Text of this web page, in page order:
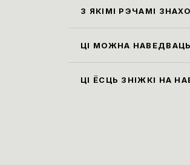
З ЯКІМІ РЭЧАМІ
см, а
ЦІ МОЖНА
ЦІ ЁСЦЬ ЗНІЖКІ НА